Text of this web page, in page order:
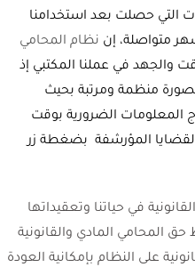
التي حصلت بعد استخدامنا
نظام المحامي
والجهد في عملنا المكتبي إذ
منظمة ومرتبة بحيث
المعلومات الضرورية بوقت
القضايا المؤرشفة بضغطة زر
في حياتنا وتعقيداتها
المحامي المادي والقانونية
على النظام بإمكانية العودة